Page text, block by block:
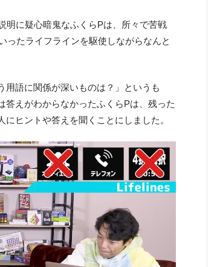
明に疑心暗鬼なふくらPは、所々で苦戦
ったライフラインを駆使しながらなんと
用語に関係が深いものは？」というも
えがわからなかったふくらPは、残った
にヒントや答えを聞くことにしました。